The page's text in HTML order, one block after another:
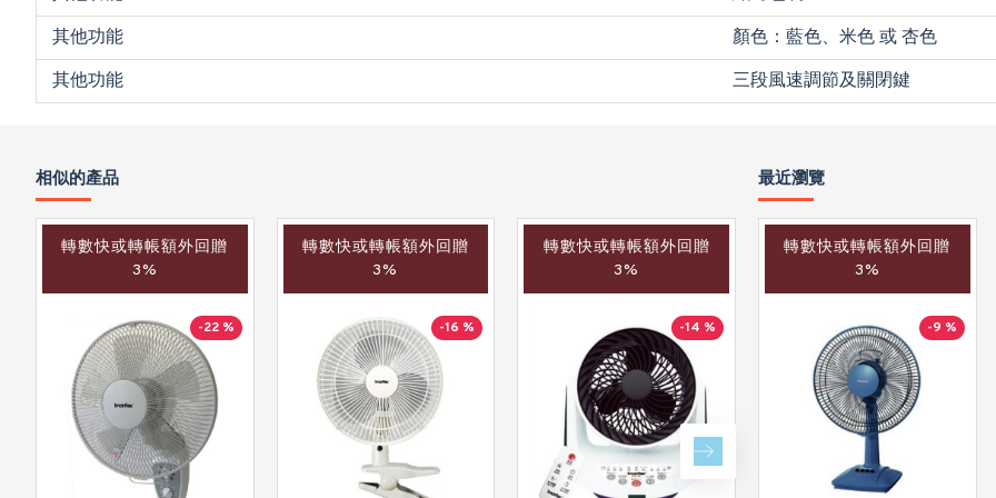
其他功能
顏色：藍色、米色 或 杏色
其他功能
三段風速調節及關閉鍵
相似的產品
轉數快或轉帳額外回贈
3%
-22 %
轉數快或轉帳額外回贈
3%
-16 %
轉數快或轉帳額外回贈
3%
-14 %
轉數快或轉帳額外回贈
3%
-18 %
最近瀏覽
轉數快或轉帳額外回贈
3%
-9 %